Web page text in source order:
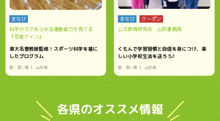
まなび
科学の力であらゆる運動能力を育てる
『忍者ナイン』
東大名誉教授監修！スポーツ科学を基に
したプログラム
塾・習い事 山形県
まなび
クーポン
公文教育研究会 山形事務局
くもんで学習習慣と自信を身につけ、楽
しい小学校生活を送ろう♪
塾・習い事 山形県
各県のオススメ情報